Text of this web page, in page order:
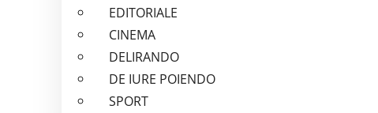
EDITORIALE
CINEMA
DELIRANDO
DE IURE POIENDO
SPORT